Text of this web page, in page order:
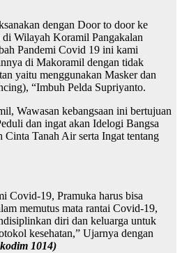
dengan Door to door ke
di Wilayah Koramil Pangakalan
Pandemi Covid 19 ini kami
di Makoramil dengan tidak
yaitu menggunakan Masker dan
“Imbuh Pelda Supriyanto.
Wawasan kebangsaan ini bertujuan
dan ingat akan Idelogi Bangsa
Tanah Air serta Ingat tentang
Covid-19, Pramuka harus bisa
memutus mata rantai Covid-19,
diri dan keluarga untuk
kesehatan,” Ujarnya dengan
1014)